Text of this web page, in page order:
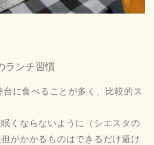
ランチ習慣
に食べることが多く、比較的ス
くならないように（シエスタの
がかかるものはできるだけ避け